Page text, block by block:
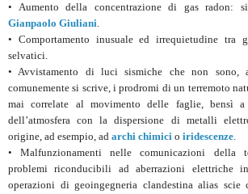
• Aumento della concentrazione di gas radon:
Gianpaolo Giuliani.
• Comportamento inusuale ed irrequietudine tra
selvatici.
• Avvistamento di luci sismiche che non sono,
comunemente si scrive, i prodromi di un terremoto
mai correlate al movimento delle faglie, bensì a
dell’atmosfera con la dispersione di metalli
origine, ad esempio, ad archi chimici o iridescenze.
• Malfunzionamenti nelle comunicazioni della
problemi riconducibili ad aberrazioni elettriche
operazioni di geoingegneria clandestina alias scie